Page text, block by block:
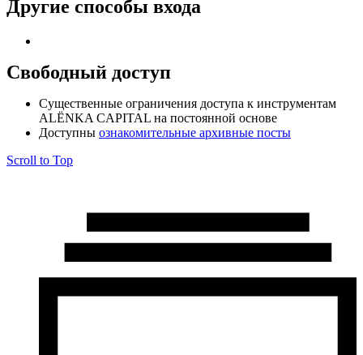
Другие способы входа
Свободный доступ
Cущественные ограничения доступа к инструментам
ALЁNKA CAPITAL на постоянной основе
Доступны ознакомительные архивные посты
Scroll to Top